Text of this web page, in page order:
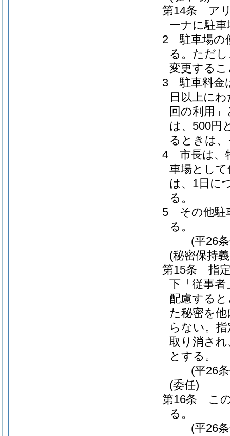
第14条
ア
ーナに駐
2
駐車場の
る。 ただ
変更する
3
駐車料金
日以上に
回の利用
は、500円
るときは
4
市長は、
車場とし
は、1日に
る。
5
その他駐
る。
(平26
(秘密保持
第15条
指
下「従事
配慮する
た秘密を
らない。 指
取り消さ
とする。
(平26
(委任)
第16条
こ
る。
(平26